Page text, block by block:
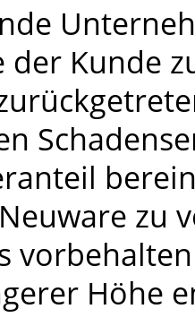
der Kunde
zu
Höhe